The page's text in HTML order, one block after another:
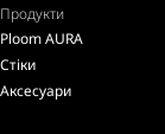
Продукти
Ploom AURA
Стіки
Аксесуари